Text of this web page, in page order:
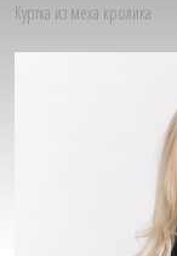
Куртка из меха кролика